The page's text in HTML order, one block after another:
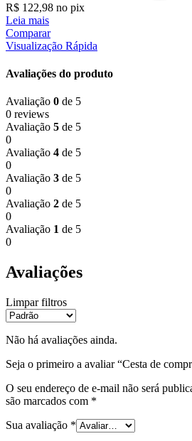
R$ 122,98 no pix
Leia mais
Comparar
Visualização Rápida
Avaliações do produto
Avaliação 0 de 5
0 reviews
Avaliação 5 de 5
0
Avaliação 4 de 5
0
Avaliação 3 de 5
0
Avaliação 2 de 5
0
Avaliação 1 de 5
0
Avaliações
Limpar filtros
Não há avaliações ainda.
Seja o primeiro a avaliar “Cesta de
O seu endereço de e-mail não será
são marcados com *
Sua avaliação *